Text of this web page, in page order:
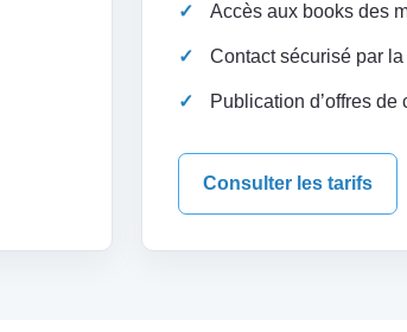
Accès aux books des
Contact sécurisé par
Publication d’offres de
Consulter les tarifs